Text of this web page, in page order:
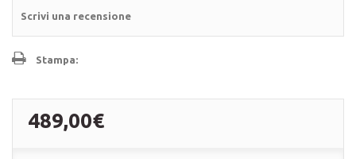
Scrivi una recensione
Stampa:
489,00€